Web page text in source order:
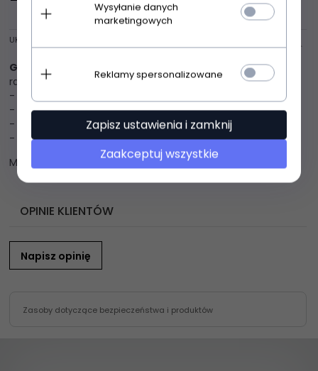
UKRYJ OPIS
Gatta Loretta wz.155 5-XL rajstopy damskieEfektowne
rajstopy damskie
- wzorzyste
- wykonane z przędzy typu elastan oplatany
- matowe
- grubość 50 den
Materiał: 92% poliamid, 8% elastan
OPINIE KLIENTÓW
Napisz opinię
Zasoby dotyczące bezpieczeństwa i produktów
Wysyłanie danych
marketingowych
Reklamy spersonalizowane
Zapisz ustawienia i zamknij
Zaakceptuj wszystkie